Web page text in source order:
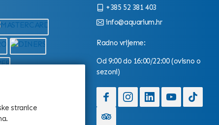
stranice
+385 52 381 403
info@aquarium.hr
Radno vrijeme:
Od 9:00 do 16:00/22:00 (ovisno o
sezoni)